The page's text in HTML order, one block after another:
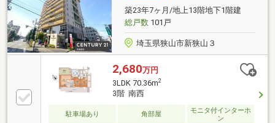
を組めなかった方も是非ご相談ください】■『住宅FP
ツール』を使用した１０分でできる資金計画シミュレ
ーション無料
築23年7ヶ月/地上13階地下1階建
総戸数101戸
埼玉県狭山市新狭山３
2,680万円
3LDK 70.36m2
3階 南西
駐車場あり 角部屋
モニタ付インターホ
ン